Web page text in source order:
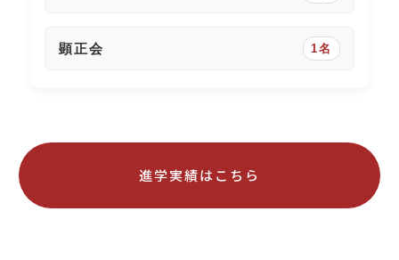
顕正会 1名
進学実績はこちら